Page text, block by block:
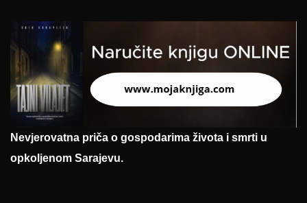
Nevjerovatna priča o gospodarima života i smrti u
opkoljenom Sarajevu.